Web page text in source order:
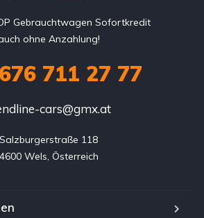
Gebrauchtwagen Sofortkredit
ohne Anzahlung!
676 711 27 77
cars@gmx.at
Salzburgerstraße 118
4600 Wels, Österreich